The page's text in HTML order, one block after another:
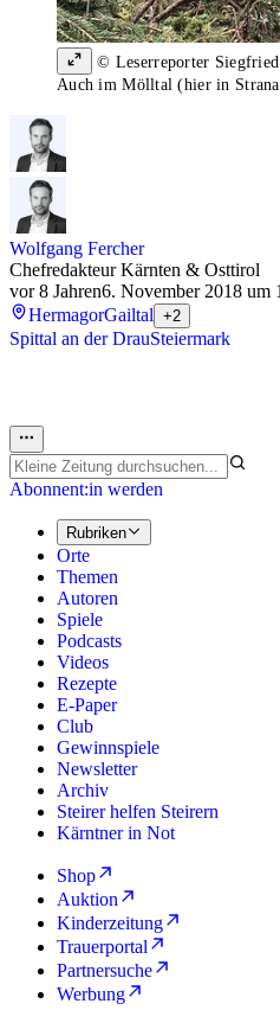
© Leserreporter
Auch im Mölltal (hier in
Wolfgang Fercher
Chefredakteur Kärnten & Osttirol
vor 8 Jahren6. November 2018 um
HermagorGailtal +2
Spittal an der DrauSteiermark
Abonnent:in werden
Rubriken
Orte
Themen
Autoren
Spiele
Podcasts
Videos
Rezepte
E-Paper
Club
Gewinnspiele
Newsletter
Archiv
Steirer helfen Steirern
Kärntner in Not
Shop
Auktion
Kinderzeitung
Trauerportal
Partnersuche
Werbung